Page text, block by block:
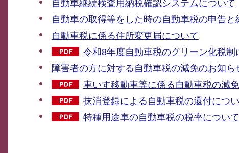
自動車継続検査用納税確認システムについて
自動車の取得等をした時の自動車税の申告と
自動車税に係る住所変更届について
令和8年度自動車税のグリーン化税制
障害者の方に対する自動車税の減免のお知ら
車いす移動車等に係る自動車税の減
抹消登録による自動車税の還付につ
特種用途車の自動車税の税率につい